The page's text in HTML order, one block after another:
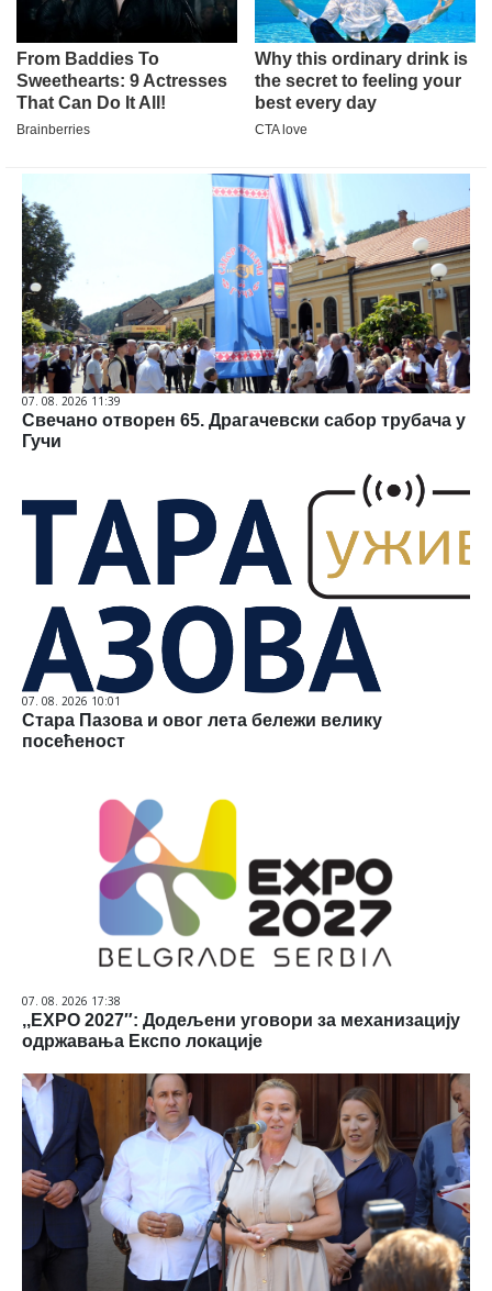
07. 08. 2026 11:39
Свечано отворен 65. Драгачевски сабор трубача у
Гучи
07. 08. 2026 10:01
Стара Пазова и овог лета бележи велику
посећеност
07. 08. 2026 17:38
,,ЕXPO 2027″: Додељени уговори за механизацију
одржавања Експо локације